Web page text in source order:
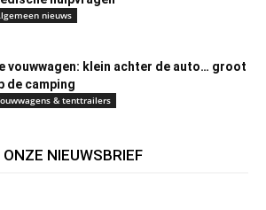
nieuws
vouwwagen: klein achter de auto… groot
de camping
& tenttrailers
NIEUWSBRIEF